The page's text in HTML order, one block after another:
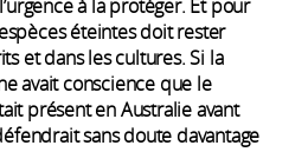
à la protéger. Et pour
éteintes doit rester
et dans les cultures. Si la
avait conscience que le
présent en Australie avant
sans doute davantage